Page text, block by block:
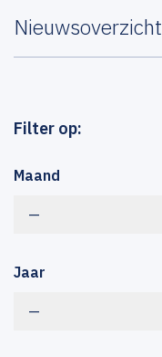
Nieuwsoverzicht
Filter op:
Maand
—
Jaar
—